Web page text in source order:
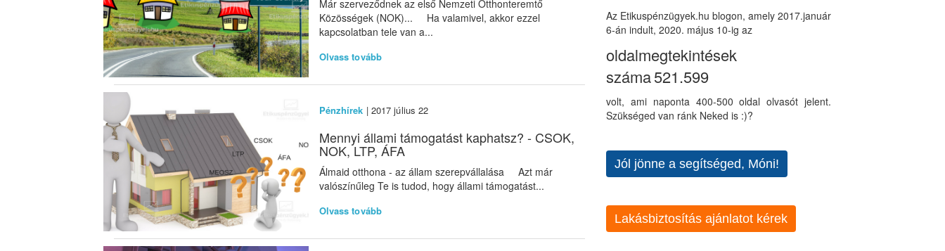
Már szerveződnek az első Nemzeti Otthonteremtő
Közösségek (NOK)... Ha valamivel, akkor ezzel
kapcsolatban tele van a...
Olvass tovább
Pénzhírek | 2017 július 22
Mennyi állami támogatást kaphatsz? - CSOK,
NOK, LTP, ÁFA
Álmaid otthona - az állam szerepvállalása Azt már
valószínűleg Te is tudod, hogy állami támogatást...
Olvass tovább
Az Etikuspénzügyek.hu blogon, amely 2017.január
6-án indult, 2020. május 10-ig az
oldalmegtekintések
száma521.599
volt, ami naponta 400-500 oldal olvasót jelent.
Szükséged van ránk Neked is :)?
Jól jönne a segítséged, Móni!
Lakásbiztosítás ajánlatot kérek